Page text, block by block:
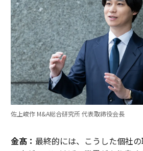
佐上峻作 M&A総合研究所 代表取締役会長
金髙： 最終的には、こうした個社